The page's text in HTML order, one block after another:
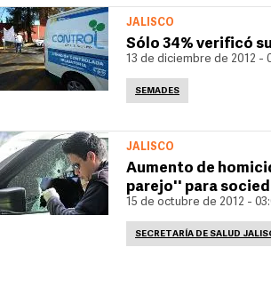
JALISCO
Sólo 34% verificó
13 de diciembre de 2012 -
SEMADES
JALISCO
Aumento de
parejo'' para
15 de octubre de 2012 -
SECRETARÍA DE SALUD